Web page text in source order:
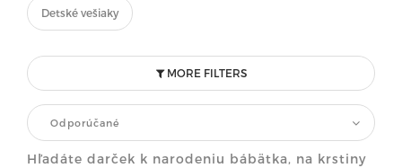
Detské vešiaky
MORE FILTERS
Odporúčané
Hľadáte darček k narodeniu bábätka, na krstiny